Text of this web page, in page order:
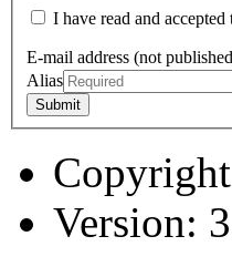
I have read and accepted
E-mail address (not
Alias
Version: